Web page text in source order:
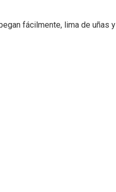
fácilmente, lima de uñas y